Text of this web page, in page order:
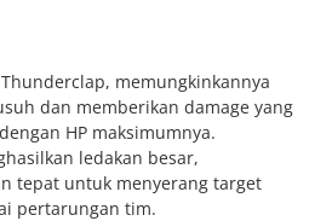
memungkinkannya
dan memberikan damage yang
HP maksimumnya.
ledakan besar,
tepat untuk menyerang target
pertarungan tim.